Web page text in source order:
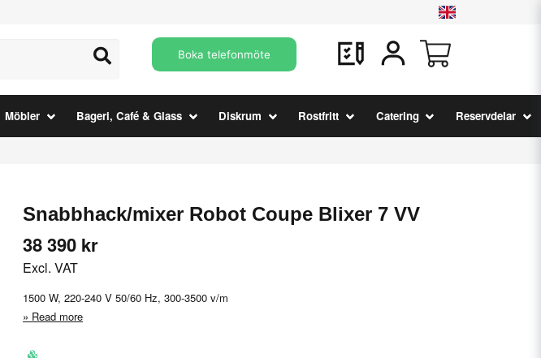
Boka telefonmöte
Möbler Bageri, Café & Glass Diskrum Rostfritt Catering Reservdelar
Snabbhack/mixer Robot Coupe Blixer 7 VV
38 390 kr
Excl. VAT
1500 W, 220-240 V 50/60 Hz, 300-3500 v/m
Read more